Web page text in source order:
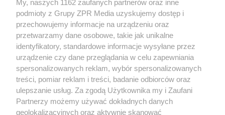
Żaden utwór zamieszczony w serwisie nie może być powielany i
rozpowszechniany lub dalej rozpowszechniany w jakikolwiek sposób (w
tym także elektroniczny lub mechaniczny) na jakimkolwiek polu
eksploatacji w jakiejkolwiek formie, włącznie z umieszczaniem w Internecie
bez pisemnej zgody właściciela praw. Jakiekolwiek użycie lub
wykorzystanie utworów w całości lub w części z naruszeniem prawa, tzn.
bez właściwej zgody, jest zabronione pod groźbą kary i może być ścigane
prawnie.
My, naszych 1162 zaufanych partnerów oraz inne
podmioty z Grupy ZPR Media uzyskujemy dostęp i
przechowujemy informacje na urządzeniu oraz
przetwarzamy dane osobowe, takie jak unikalne
identyfikatory, standardowe informacje wysyłane przez
urządzenie czy dane przeglądania w celu zapewniania
spersonalizowanych reklam, wybór spersonalizowanych
treści, pomiar reklam i treści, badanie odbiorców oraz
ulepszanie usług. Za zgodą Użytkownika my i Zaufani
Partnerzy możemy używać dokładnych danych
geolokalizacyjnych oraz aktywnie skanować